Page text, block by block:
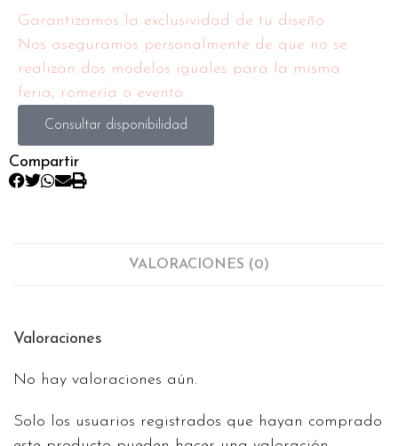
Garantizamos la exclusividad de tu diseño
Nos aseguramos personalmente de que no se
realizan dos modelos iguales para la misma
feria, romería o evento.
Consultar disponibilidad
Compartir
VALORACIONES (0)
Valoraciones
No hay valoraciones aún.
Solo los usuarios registrados que hayan comprado